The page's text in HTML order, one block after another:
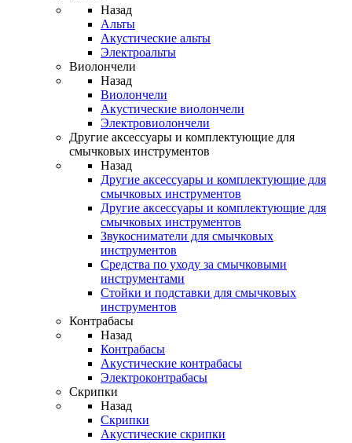
Назад
Альты
Акустические альты
Электроальты
Виолончели
Назад
Виолончели
Акустические виолончели
Электровиолончели
Другие аксессуары и комплектующие для
смычковых инструментов
Назад
Другие аксессуары и комплектующие для
смычковых инструментов
Другие аксессуары и комплектующие для
смычковых инструментов
Звукосниматели для смычковых
инструментов
Средства по уходу за смычковыми
инструментами
Стойки и подставки для смычковых
инструментов
Контрабасы
Назад
Контрабасы
Акустические контрабасы
Электроконтрабасы
Скрипки
Назад
Скрипки
Акустические скрипки